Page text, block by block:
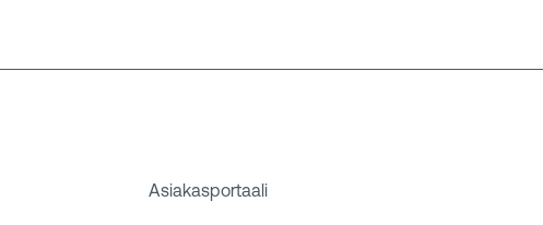
Asiakasportaali